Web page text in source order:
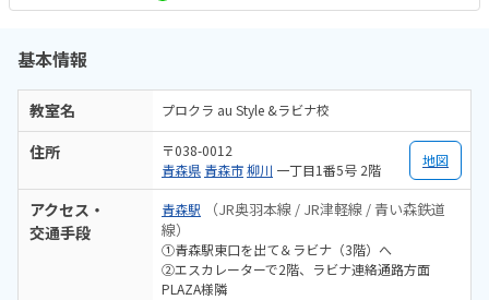
基本情報
教室名 プロクラ au Style &ラビナ校
住所
〒038-0012
青森県 青森市柳川 一丁目1番5号 2階
地図
アクセス・
交通手段
青森駅
（JR奥羽本線 / JR津軽線 / 青い森鉄道
線）
①青森駅東口を出て＆ラビナ（3階）へ
②エスカレーターで2階、ラビナ連絡通路方面
PLAZA様隣